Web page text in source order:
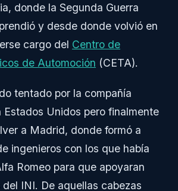
donde la Segunda Guerra
y desde donde volvió en
cargo del Centro de
de Automoción (CETA).
tentado por la compañía
Estados Unidos pero finalmente
a Madrid, donde formó a
ingenieros con los que había
Romeo para que apoyaran
INI. De aquellas cabezas